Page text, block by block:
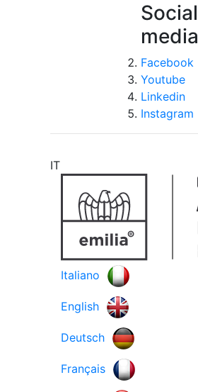
Social
media
Facebook
Youtube
Linkedin
Instagram
IT
Italiano
English
Deutsch
Français